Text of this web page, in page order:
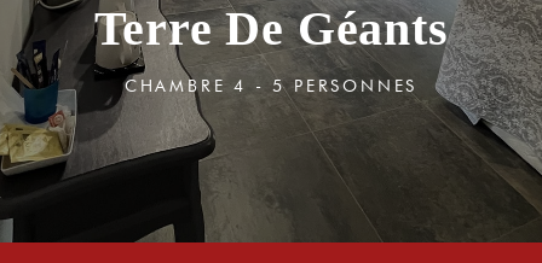
Terre De Géants
CHAMBRE 4 - 5 PERSONNES